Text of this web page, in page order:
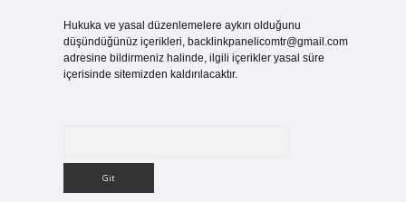
Hukuka ve yasal düzenlemelere aykırı olduğunu
düşündüğünüz içerikleri, backlinkpanelicomtr@gmail.com
adresine bildirmeniz halinde, ilgili içerikler yasal süre
içerisinde sitemizden kaldırılacaktır.